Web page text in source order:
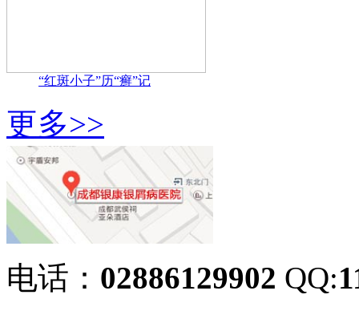
“红斑小子”历“癣”记
更多>>
电话： 02886129902 QQ: